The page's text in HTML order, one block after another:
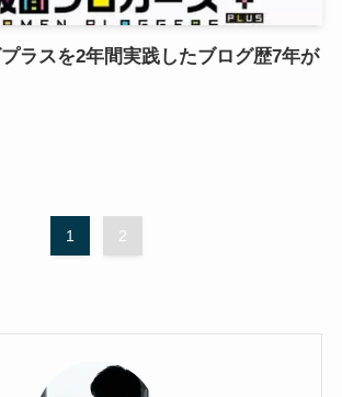
ラスを2年間実践したブログ歴7年が
1 2